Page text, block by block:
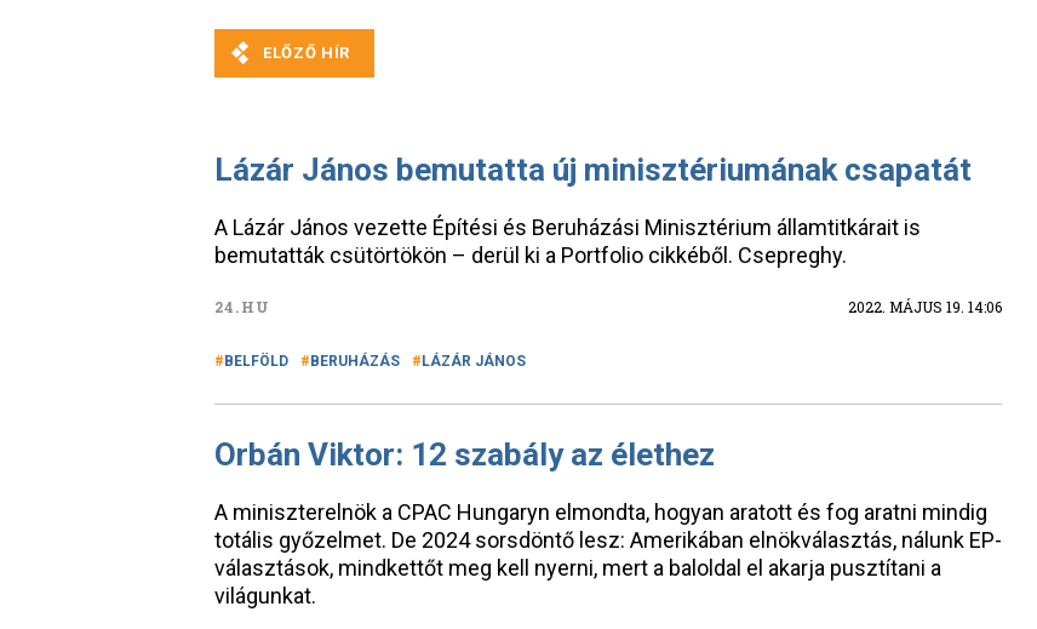
Lázár János bemutatta új minisztériumának csapatát
A Lázár János vezette Építési és Beruházási Minisztérium államtitkárait is
bemutatták csütörtökön – derül ki a Portfolio cikkéből. Csepreghy.
24.HU 2022. MÁJUS 19. 14:06
BELFÖLD BERUHÁZÁS LÁZÁR JÁNOS
Orbán Viktor: 12 szabály az élethez
A miniszterelnök a CPAC Hungaryn elmondta, hogyan aratott és fog aratni mindig
totális győzelmet. De 2024 sorsdöntő lesz: Amerikában elnökválasztás, nálunk EP-
választások, mindkettőt meg kell nyerni, mert a baloldal el akarja pusztítani a
világunkat.